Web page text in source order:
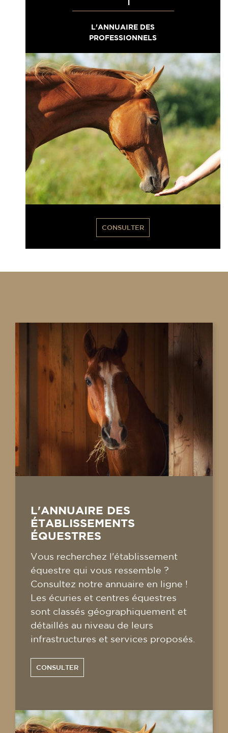
L'ANNUAIRE DES
PROFESSIONNELS
CONSULTER
L'ANNUAIRE DES
ÉTABLISSEMENTS
ÉQUESTRES
Vous recherchez l'établissement
équestre qui vous ressemble ?
Consultez notre annuaire en ligne !
Les écuries et centres équestres
sont classés géographiquement et
détaillés au niveau de leurs
infrastructures et services proposés.
CONSULTER